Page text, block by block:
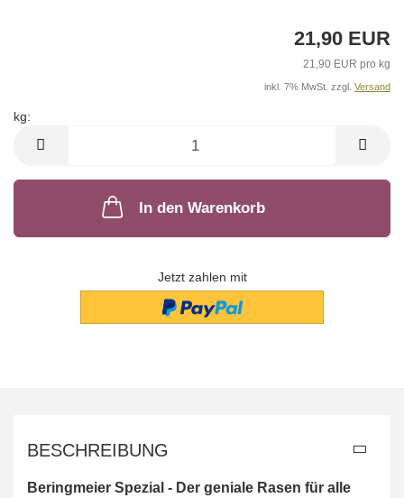
21,90 EUR
21,90 EUR pro kg
inkl. 7% MwSt. zzgl. Versand
kg:
In den Warenkorb
Jetzt zahlen mit
BESCHREIBUNG
Beringmeier Spezial - Der geniale Rasen für alle